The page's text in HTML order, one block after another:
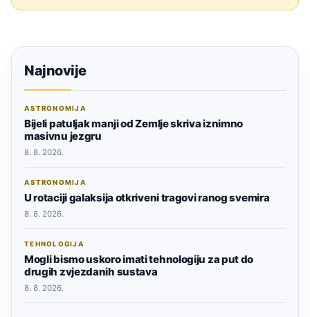
Najnovije
ASTRONOMIJA
Bijeli patuljak manji od Zemlje skriva iznimno
masivnu jezgru
8. 8. 2026.
ASTRONOMIJA
U rotaciji galaksija otkriveni tragovi ranog svemira
8. 8. 2026.
TEHNOLOGIJA
Mogli bismo uskoro imati tehnologiju za put do
drugih zvjezdanih sustava
8. 8. 2026.